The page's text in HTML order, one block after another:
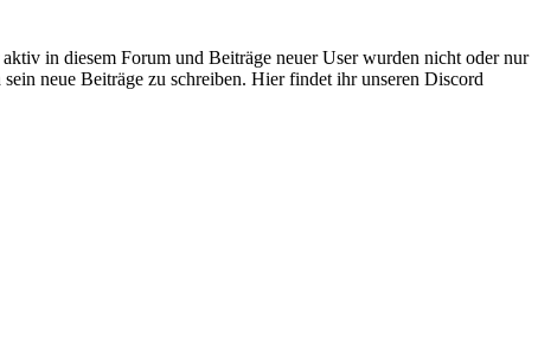
in diesem Forum und Beiträge neuer User wurden nicht oder nur
neue Beiträge zu schreiben. Hier findet ihr unseren Discord